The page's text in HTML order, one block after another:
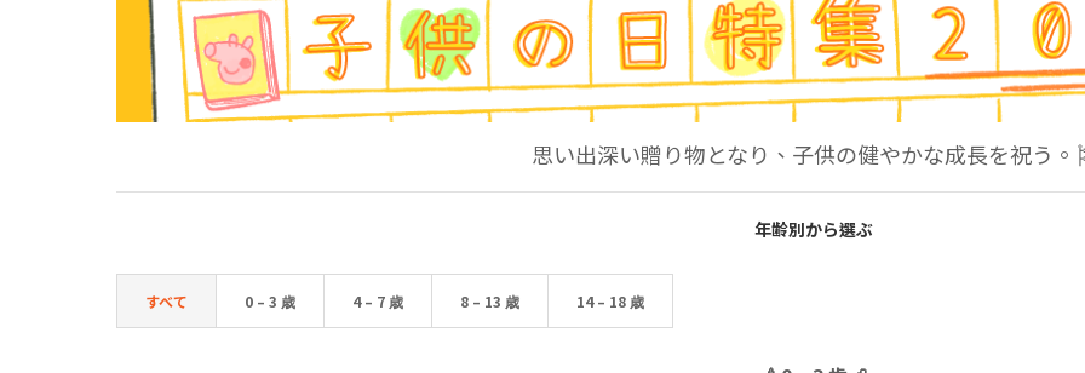
思い出深い贈り物となり、子供の健やかな成長を祝う。
年齢別から選ぶ
すべて 0 – 3 歳 4 – 7 歳 8 – 13 歳 14 – 18 歳